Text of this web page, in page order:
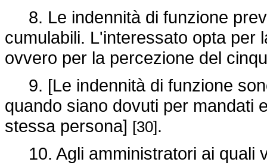
8. Le indennità di funzione
cumulabili. L'interessato opta per
ovvero per la percezione del
9. [Le indennità di funzione
quando siano dovuti per mandati
stessa persona] [30].
10. Agli amministratori ai quali